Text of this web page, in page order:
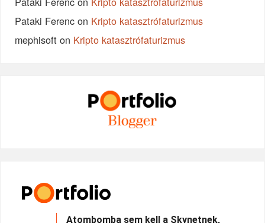
Pataki Ferenc on Kripto katasztrófaturizmus
mephisoft on Kripto katasztrófaturizmus
Atombomba sem kell a Skynetnek,